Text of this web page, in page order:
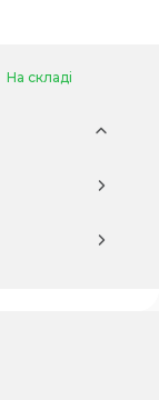
На складі